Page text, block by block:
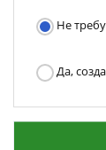
Не
Да,